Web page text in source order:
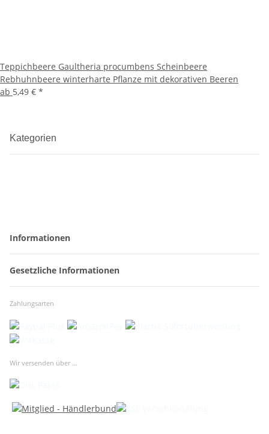
Teppichbeere Gaultheria procumbens Scheinbeere
Rebhuhnbeere winterharte Pflanze mit dekorativen Beeren
ab 5,49 € *
Kategorien
Informationen
Gesetzliche Informationen
Zahlungsarten
Wir versenden über ...